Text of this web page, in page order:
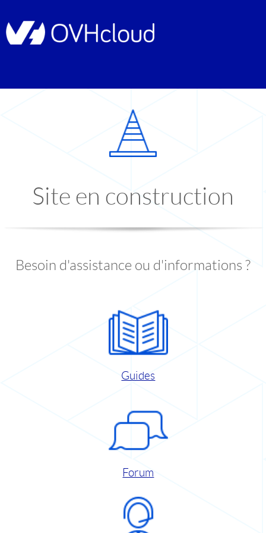
Site en construction
Besoin d'assistance ou d'informations ?
Guides
Forum